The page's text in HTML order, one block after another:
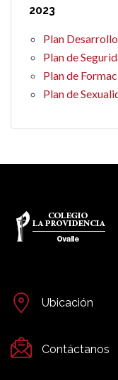
2023
Plan
Plan de
Plan de
Plan de
Ubicación
Contáctanos